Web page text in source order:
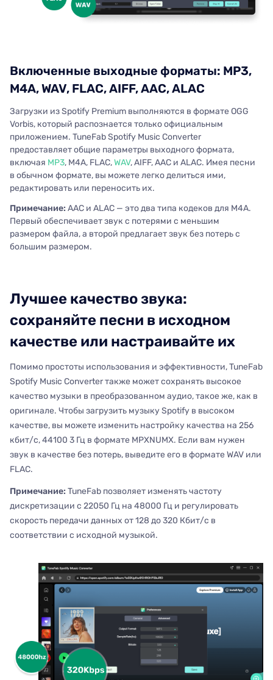
Включенные выходные форматы: MP3,
M4A, WAV, FLAC, AIFF, AAC, ALAC
Загрузки из Spotify Premium выполняются в формате OGG
Vorbis, который распознается только официальным
приложением. TuneFab Spotify Music Converter
предоставляет общие параметры выходного формата,
включая MP3, M4A, FLAC,WAV, AIFF, AAC и ALAC. Имея песни
в обычном формате, вы можете легко делиться ими,
редактировать или переносить их.
Примечание: AAC и ALAC — это два типа кодеков для M4A.
Первый обеспечивает звук с потерями с меньшим
размером файла, а второй предлагает звук без потерь с
большим размером.
Лучшее качество звука:
сохраняйте песни в исходном
качестве или настраивайте их
Помимо простоты использования и эффективности, TuneFab
Spotify Music Converter также может сохранять высокое
качество музыки в преобразованном аудио, такое же, как в
оригинале. Чтобы загрузить музыку Spotify в высоком
качестве, вы можете изменить настройку качества на 256
кбит/с, 44100 3 Гц в формате MPXNUMX. Если вам нужен
звук в качестве без потерь, выведите его в формате WAV или
FLAC.
Примечание: TuneFab позволяет изменять частоту
дискретизации с 22050 Гц на 48000 Гц и регулировать
скорость передачи данных от 128 до 320 Кбит/с в
соответствии с исходной музыкой.